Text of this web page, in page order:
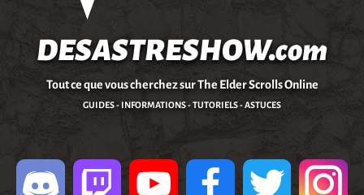
DESASTRESHOW.com
Tout ce que vous cherchez sur The Elder Scrolls Online
GUIDES - INFORMATIONS - TUTORIELS - ASTUCES